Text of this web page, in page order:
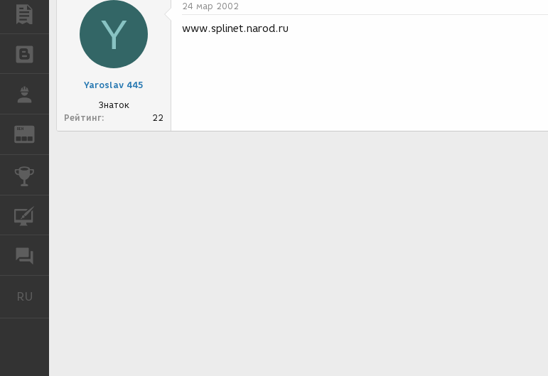
ПУБЛИКАЦИИ
БЛОГИ
REN ЖУРНАЛ
RU
Y
Yaroslav 445
Знаток
Рейтинг
22
24 мар 2002
www.splinet.narod.ru